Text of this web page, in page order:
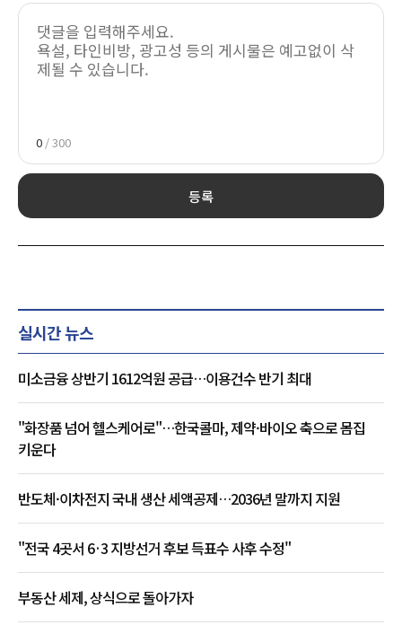
0 / 300
등록
실시간 뉴스
미소금융 상반기 1612억원 공급…이용건수 반기 최대
"화장품 넘어 헬스케어로"…한국콜마, 제약·바이오 축으로 몸집
키운다
반도체·이차전지 국내 생산 세액공제…2036년 말까지 지원
"전국 4곳서 6·3 지방선거 후보 득표수 사후 수정"
부동산 세제, 상식으로 돌아가자